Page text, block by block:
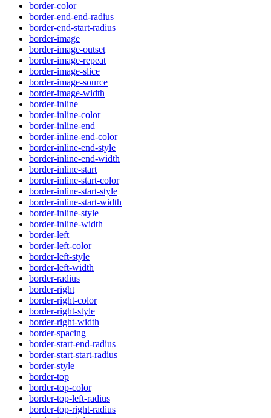
border-color
border-end-end-radius
border-end-start-radius
border-image
border-image-outset
border-image-repeat
border-image-slice
border-image-source
border-image-width
border-inline
border-inline-color
border-inline-end
border-inline-end-color
border-inline-end-style
border-inline-end-width
border-inline-start
border-inline-start-color
border-inline-start-style
border-inline-start-width
border-inline-style
border-inline-width
border-left
border-left-color
border-left-style
border-left-width
border-radius
border-right
border-right-color
border-right-style
border-right-width
border-spacing
border-start-end-radius
border-start-start-radius
border-style
border-top
border-top-color
border-top-left-radius
border-top-right-radius